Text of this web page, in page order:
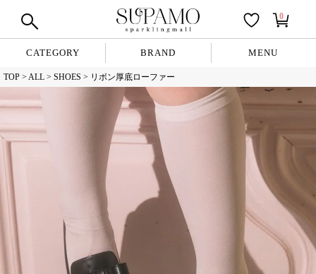
0
CATEGORY BRAND MENU
TOP ALL SHOES リボン厚底ローファー